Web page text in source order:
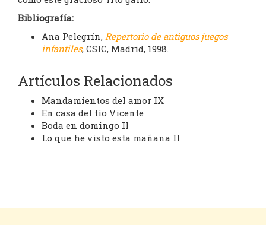
Bibliografía:
Ana Pelegrín, Repertorio de antiguos juegos
infantiles, CSIC, Madrid, 1998.
Artículos Relacionados
Mandamientos del amor IX
En casa del tío Vicente
Boda en domingo II
Lo que he visto esta mañana II